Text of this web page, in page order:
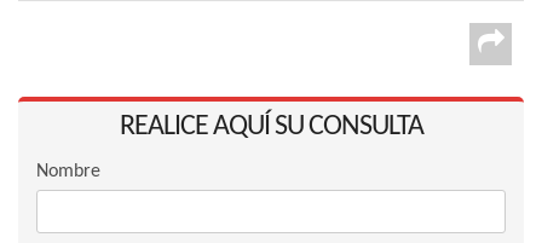
REALICE AQUÍ SU CONSULTA
Nombre